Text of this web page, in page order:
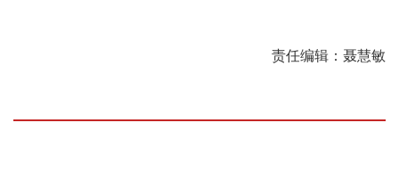
责任编辑：聂慧敏